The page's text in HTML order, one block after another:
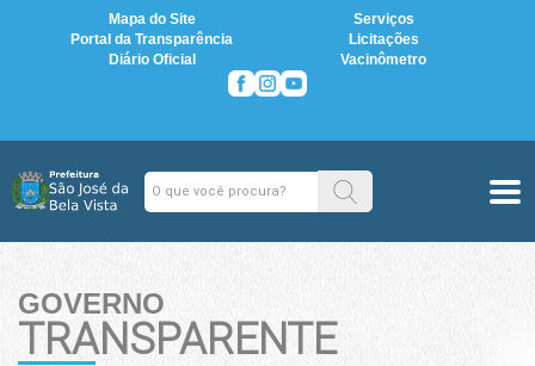
Mapa do Site
Serviços
Portal da Transparência
Licitações
Diário Oficial
Vacinômetro
GOVERNO
TRANSPARENTE